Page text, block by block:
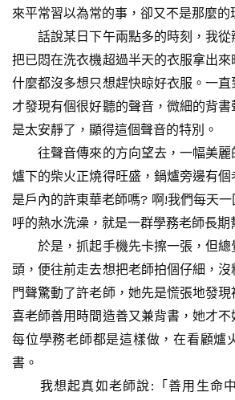
來平常習以為常的事，卻又不是那麼的
話說某日下午兩點多的時刻，我從
把已悶在洗衣機超過半天的衣服拿出來
什麼都沒多想只想趕快晾好衣服。一直
才發現有個很好聽的聲音，微細的背
是太安靜了，顯得這個聲音的特別。
往聲音傳來的方向望去，一幅美麗
爐下的柴火正燒得旺盛，鍋爐旁邊有
是戶內的許東華老師嗎? 啊!我們每天
呼的熱水洗澡，就是一群學務老師長期
於是，抓起手機先卡擦一張，但總
頭，便往前走去想把老師拍個仔細，
門聲驚動了許老師，她先是慌張地發
喜老師善用時間造善又兼背書，她才
每位學務老師都是這樣做，在看顧爐
書。
我想起真如老師說:「善用生命中